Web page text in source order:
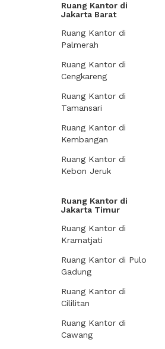
Ruang Kantor di
Jakarta Barat
Ruang Kantor di
Palmerah
Ruang Kantor di
Cengkareng
Ruang Kantor di
Tamansari
Ruang Kantor di
Kembangan
Ruang Kantor di
Kebon Jeruk
Ruang Kantor di
Jakarta Timur
Ruang Kantor di
Kramatjati
Ruang Kantor di Pulo
Gadung
Ruang Kantor di
Cililitan
Ruang Kantor di
Cawang